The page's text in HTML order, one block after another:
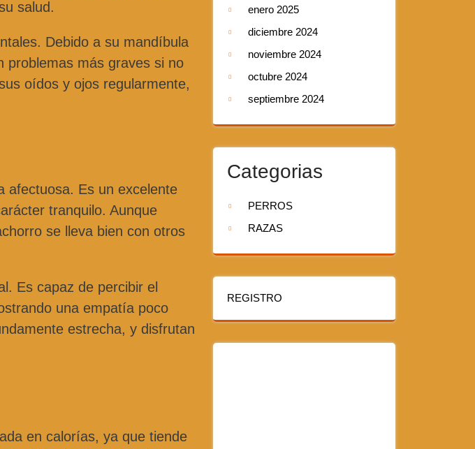
salud.
Debido a su mandíbula
problemas más graves si no
oídos y ojos regularmente,
afectuosa. Es un excelente
tranquilo. Aunque
se lleva bien con otros
Es capaz de percibir el
una empatía poco
estrecha, y disfrutan
en calorías, ya que tiende
enero 2025
diciembre 2024
noviembre 2024
octubre 2024
septiembre 2024
Categorias
PERROS
RAZAS
REGISTRO